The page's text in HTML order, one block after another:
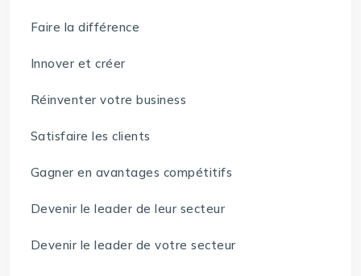
Faire la différence
Innover et créer
Réinventer votre business
Satisfaire les clients
Gagner en avantages compétitifs
Devenir le leader de leur secteur
Devenir le leader de votre secteur